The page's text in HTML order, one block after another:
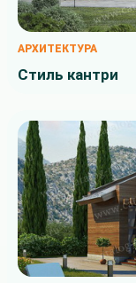
АРХИТЕКТУРА
Стиль кантри